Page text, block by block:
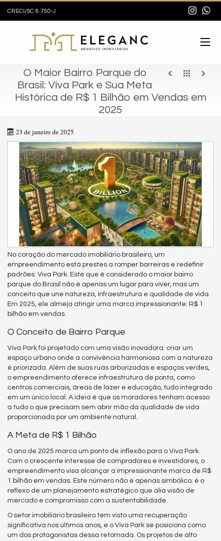
CRECI/SC 8.750-J
O Maior Bairro Parque do
Brasil: Viva Park e Sua Meta
Histórica de R$ 1 Bilhão em Vendas em
2025
23 de janeiro de 2025
No coração do mercado imobiliário brasileiro, um
empreendimento está prestes a romper barreiras e redefinir
padrões: Viva Park. Este que é considerado o maior bairro
parque do Brasil não é apenas um lugar para viver, mas um
conceito que une natureza, infraestrutura e qualidade de vida.
Em 2025, ele almeja atingir uma marca impressionante: R$ 1
bilhão em vendas.
O Conceito de Bairro Parque
Viva Park foi projetado com uma visão inovadora: criar um
espaço urbano onde a convivência harmoniosa com a natureza
é priorizada. Além de suas ruas arborizadas e espaços verdes,
o empreendimento oferece infraestrutura de ponta, como
centros comerciais, áreas de lazer e educação, tudo integrado
em um único local. A ideia é que os moradores tenham acesso
a tudo o que precisam sem abrir mão da qualidade de vida
proporcionada por um ambiente natural.
A Meta de R$ 1 Bilhão
O ano de 2025 marca um ponto de inflexão para o Viva Park.
Com o crescente interesse de compradores e investidores, o
empreendimento visa alcançar a impressionante marca de R$
1 bilhão em vendas. Este número não é apenas simbólico; é o
reflexo de um planejamento estratégico que alia visão de
mercado e compromisso com a sustentabilidade.
O setor imobiliário brasileiro tem visto uma recuperação
significativa nos últimos anos, e o Viva Park se posiciona como
um dos protagonistas dessa retomada. Os projetos de alto